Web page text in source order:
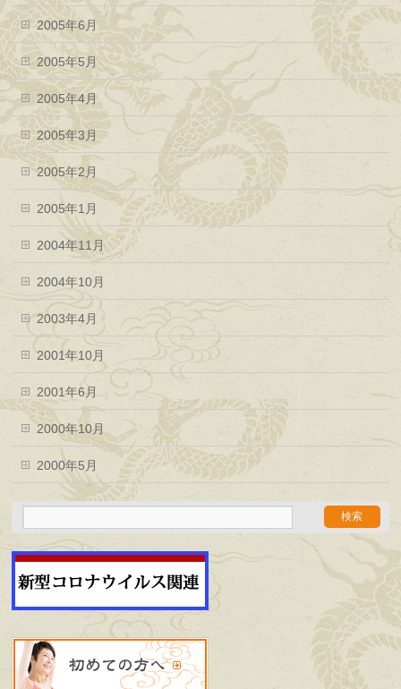
2005年6月
2005年5月
2005年4月
2005年3月
2005年2月
2005年1月
2004年11月
2004年10月
2003年4月
2001年10月
2001年6月
2000年10月
2000年5月